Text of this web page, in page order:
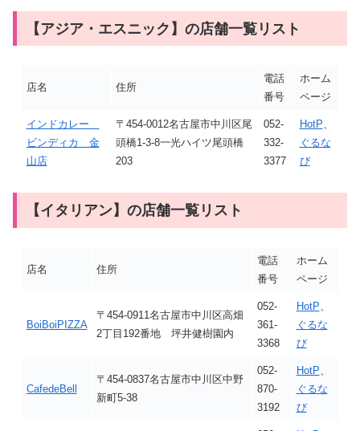
【アジア・エスニック】の店舗一覧リスト
店名 住所
電話
番号
ホーム
ページ
インドカレー
ビンディカ 金
山店
〒454-0012名古屋市中川区尾
頭橋1-3-8一光ハイツ尾頭橋
203
052-
332-
3377
HotP、
ぐるな
び
【イタリアン】の店舗一覧リスト
店名 住所
電話
番号
ホーム
ページ
BoiBoiPIZZA
〒454-0911名古屋市中川区高畑
2丁目192番地 坪井健樹園内
052-
361-
3368
HotP
ぐるな
び
CafedeBell
〒454-0837名古屋市中川区中野
新町5-38
052-
870-
3192
HotP
ぐるな
び